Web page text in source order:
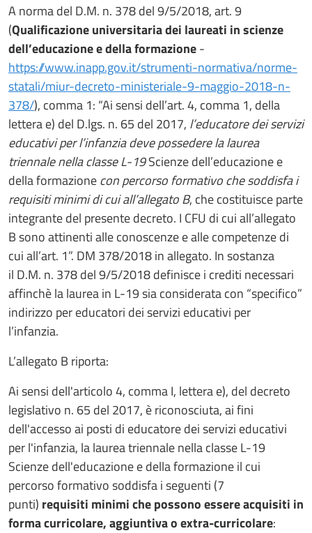
A norma del D.M. n. 378 del 9/5/2018, art. 9
(Qualificazione universitaria dei laureati in scienze
dell’educazione e della formazione-
https://www.inapp.gov.it/strumenti-normativa/norme-
statali/miur-decreto-ministeriale-9-maggio-2018-n-
378/), comma 1: “Ai sensi dell’art. 4, comma 1, della
lettera e) del D.lgs. n. 65 del 2017, l’educatore dei servizi
educativi per l’infanzia deve possedere la laurea
triennale nella classe L-19Scienze dell’educazione e
della formazionecon percorso formativo che soddisfa i
requisiti minimi di cui all’allegato B, che costituisce parte
integrante del presente decreto. I CFU di cui all’allegato
B sono attinenti alle conoscenze e alle competenze di
cui all’art. 1”. DM 378/2018 in allegato. In sostanza
il D.M. n. 378 del 9/5/2018 definisce i crediti necessari
affinchè la laurea in L-19 sia considerata con “specifico”
indirizzo per educatori dei servizi educativi per
l’infanzia.
L’allegato B riporta:
Ai sensi dell'articolo 4, comma I, lettera e), del decreto
legislativo n. 65 del 2017, è riconosciuta, ai fini
dell'accesso ai posti di educatore dei servizi educativi
per l'infanzia, la laurea triennale nella classe L-19
Scienze dell'educazione e della formazione il cui
percorso formativo soddisfa i seguenti (7
punti) requisiti minimi che possono essere acquisiti in
forma curricolare, aggiuntiva o extra-curricolare: